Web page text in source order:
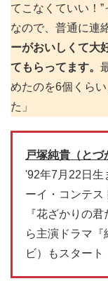
てこなくていい！
なので、普通に連
ーがおいしくて大
てもらってます。
めたのを6個くら
た」
戸塚純貴（とづ
'92年7月22日生
ーイ・コンテス
『花ざかりの
ら主演ドラマ
ビ）もスタート